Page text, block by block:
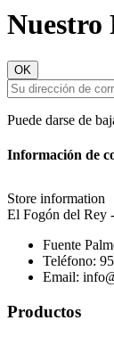
Nuestro
Puede darse de
Información de
Store information
El Fogón del Rey
Fuente
Teléfono:
Email:
Productos